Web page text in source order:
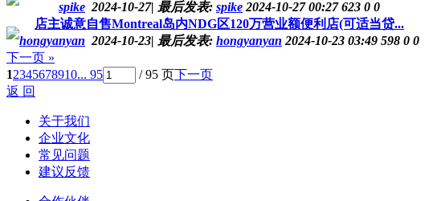
spike 2024-10-27| 最后发表: spike 2024-10-27 00:27623 0 0
店主诚意自售Montreal岛内NDG区120万营业额便利店(可适当贷...
hongyanyan 2024-10-23| 最后发表: hongyanyan 2024-10-23 03:49 598 0 0
下一页 »
12345678910... 95 / 95 页下一页
返 回
关于我们
企业文化
常见问题
建议反馈